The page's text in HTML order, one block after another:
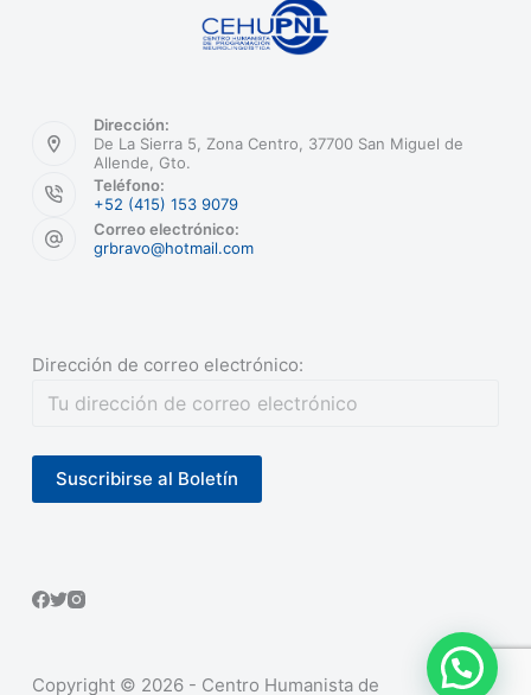
Dirección:
De La Sierra 5, Zona Centro, 37700 San Miguel de
Allende, Gto.
Teléfono:
+52 (415) 153 9079
Correo electrónico:
grbravo@hotmail.com
Dirección de correo electrónico:
Copyright © 2026 - Centro Humanista de